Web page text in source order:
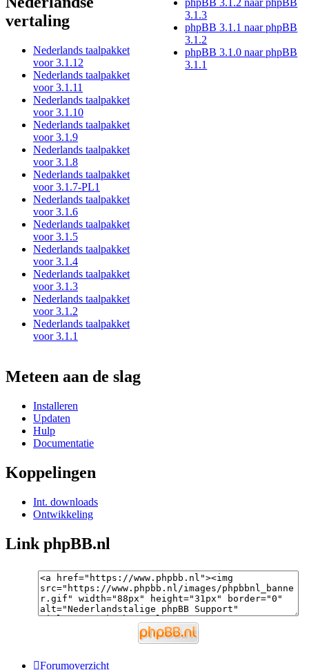
vertaling
Nederlands taalpakket
voor 3.1.12
Nederlands taalpakket
voor 3.1.11
Nederlands taalpakket
voor 3.1.10
Nederlands taalpakket
voor 3.1.9
Nederlands taalpakket
voor 3.1.8
Nederlands taalpakket
voor 3.1.7-PL1
Nederlands taalpakket
voor 3.1.6
Nederlands taalpakket
voor 3.1.5
Nederlands taalpakket
voor 3.1.4
Nederlands taalpakket
voor 3.1.3
Nederlands taalpakket
voor 3.1.2
Nederlands taalpakket
voor 3.1.1
phpBB 3.1.2 naar phpBB
3.1.3
phpBB 3.1.1 naar phpBB
3.1.2
phpBB 3.1.0 naar phpBB
3.1.1
Meteen aan de slag
Installeren
Updaten
Hulp
Documentatie
Koppelingen
Int. downloads
Ontwikkeling
Link phpBB.nl
Forumoverzicht